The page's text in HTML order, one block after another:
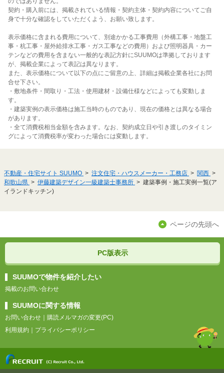
契約・購入前には、掲載されている情報・契約主体・契約内容についてご自
身で十分な確認をしていただくよう、お願い致します。
表示価格に含まれる費用について、別途かかる工事費用（外構工事・地盤工
事・杭工事・屋外給排水工事・ガス工事などの費用）および照明器具・カー
テンなどの費用を含まない一般的な表記方針にSUUMOは準拠しております
が、掲載企業によって表記は異なります。
また、表示価格について以下の点にご留意の上、詳細は掲載企業各社にお問
合せ下さい。
・敷地条件・間取り・工法・使用建材・設備仕様などによっても変動しま
す。
・建築実例の表示価格は施工当時のものであり、現在の価格とは異なる場合
があります。
・全て消費税相当金額を含みます。なお、契約成立日や引き渡しのタイミン
グによって消費税率が変わった場合には変動します。
不動産・住宅サイト SUUMO 注文住宅・ハウスメーカー・工務店
関西
和歌山県
伊藤建築デザイン一級建築士事務所
建築事例・施工実例一覧(ア
イランドキッチン)
ページの先頭へ
PC版表示
SUUMOで物件を紹介したい
掲載のお問い合わせ
SUUMOに関する情報
お問い合わせ
購読メルマガの変更(PC)
利用規約
プライバシーポリシー